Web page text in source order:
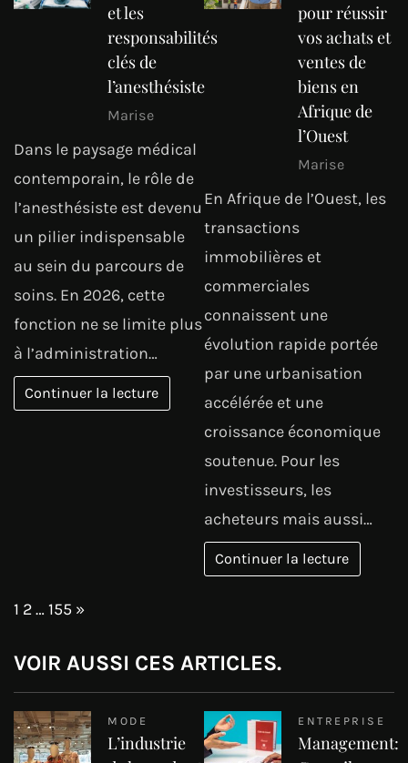
et les
responsabilités
clés de
l’anesthésiste
Marise
Dans le paysage médical
contemporain, le rôle de
l’anesthésiste est devenu
un pilier indispensable
au sein du parcours de
soins. En 2026, cette
fonction ne se limite plus
à l’administration…
Continuer la lecture
pour réussir
vos achats et
ventes de
biens en
Afrique de
l’Ouest
Marise
En Afrique de l’Ouest, les
transactions
immobilières et
commerciales
connaissent une
évolution rapide portée
par une urbanisation
accélérée et une
croissance économique
soutenue. Pour les
investisseurs, les
acheteurs mais aussi…
Continuer la lecture
Page:
1 2…155 Next
»
VOIR AUSSI CES ARTICLES.
MODE
L’industrie
ENTREPRISE
Management: